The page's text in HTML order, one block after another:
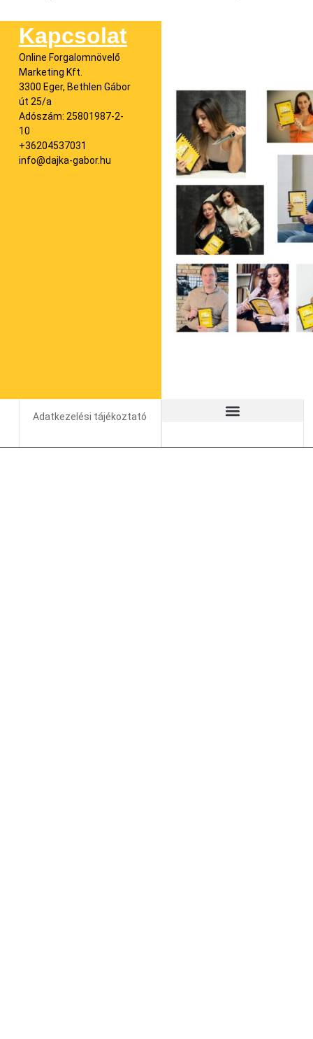
Kapcsolat
Online Forgalomnövelő
Marketing Kft.
3300 Eger, Bethlen Gábor
út 25/a
Adószám: 25801987-2-
10
+36204537031
info@dajka-gabor.hu
Adatkezelési tájékoztató